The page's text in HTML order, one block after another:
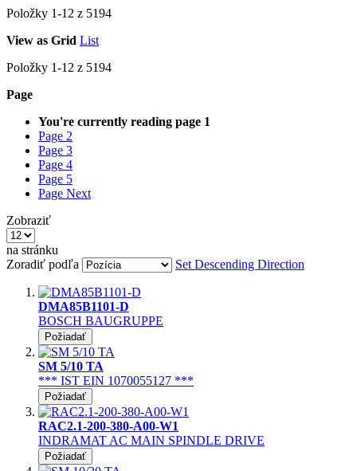
Položky 1-12 z 5194
View as Grid List
Položky 1-12 z 5194
Page
You're currently reading page 1
Page 2
Page 3
Page 4
Page 5
Page Next
Zobraziť
na stránku
Zoradiť podľa
Set Descending Direction
DMA85B1101-D
BOSCH BAUGRUPPE
Požiadať
SM 5/10 TA
*** IST EIN 1070055127 ***
Požiadať
RAC2.1-200-380-A00-W1
INDRAMAT AC MAIN SPINDLE DRIVE
Požiadať